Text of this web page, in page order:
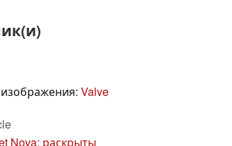
Valve
Nova: раскрыты